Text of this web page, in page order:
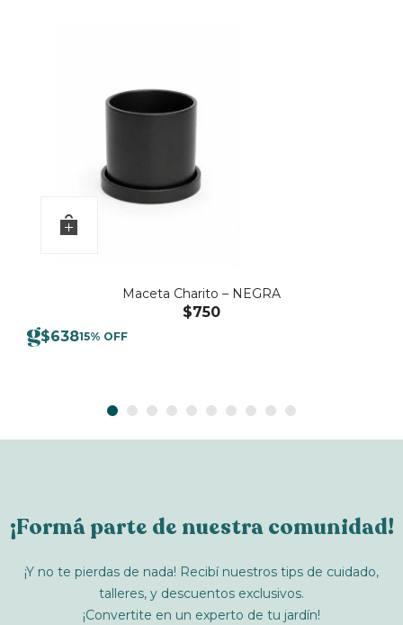
Maceta Charito – NEGRA
$750
$63815% OFF
¡Formá parte de nuestra comunidad!
¡Y no te pierdas de nada! Recibí nuestros tips de cuidado,
talleres, y descuentos exclusivos.
¡Convertite en un experto de tu jardín!